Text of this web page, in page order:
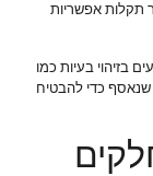
תקלות אפשריות
בזיהוי בעיות כמו
שנאסף כדי להבטיח